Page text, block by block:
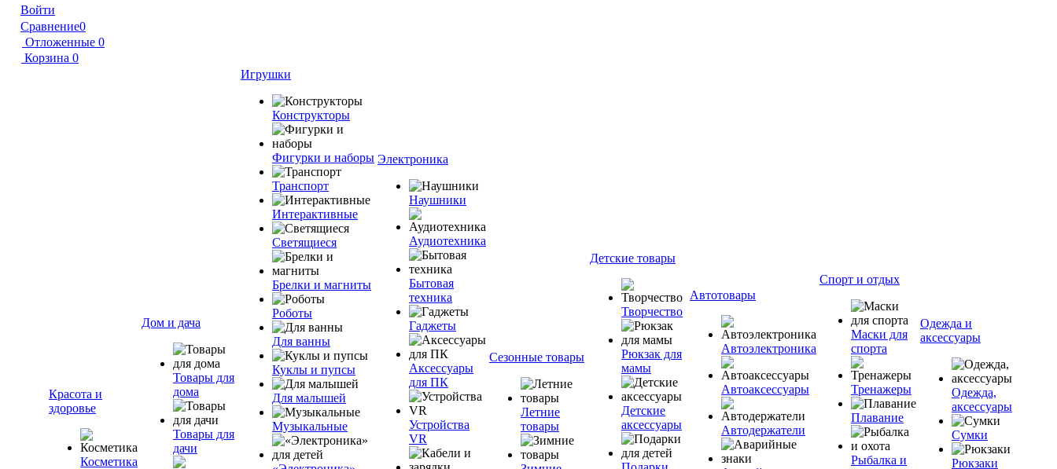
Войти
Сравнение0
Отложенные 0
Корзина 0
Красота и
здоровье
Косметика
Дом и дача
Товары для
дома
Товары для
дачи
Игрушки
Конструкторы
Фигурки и наборы
Транспорт
Интерактивные
Светящиеся
Брелки и магниты
Роботы
Для ванны
Куклы и пупсы
Для малышей
Музыкальные
Электроника
Наушники
Аудиотехника
Бытовая
техника
Гаджеты
Аксессуары
для ПК
Устройства
VR
Сезонные товары
Летние
товары
Детские товары
Творчество
Рюкзак для
мамы
Детские
аксессуары
Автотовары
Автоэлектроника
Автоаксессуары
Автодержатели
Спорт и отдых
Маски для
спорта
Тренажеры
Плавание
Рыбалка и
Одежда и
аксессуары
Одежда,
аксессуары
Сумки
Рюкзаки